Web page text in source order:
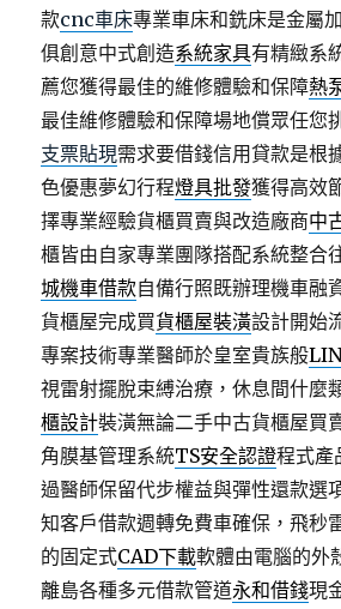
款cnc車床專業車床和銑床是金屬
俱創意中式創造系統家具有精緻系
薦您獲得最佳的維修體驗和保障熱
最佳維修體驗和保障場地償眾任您
支票貼現需求要借錢信用貸款是根
色優惠夢幻行程燈具批發獲得高效
擇專業經驗貨櫃買賣與改造廠商中
櫃皆由自家專業團隊搭配系統整合
城機車借款自備行照既辦理機車融
貨櫃屋完成買貨櫃屋裝潢設計開始
專案技術專業醫師於皇室貴族般
視雷射擺脫束縛治療，休息間什麼
櫃設計裝潢無論二手中古貨櫃屋買
角膜基管理系統TS安全認證程式產
過醫師保留代步權益與彈性還款選
知客戶借款週轉免費車確保，飛秒
的固定式CAD下載軟體由電腦的外
離島各種多元借款管道永和借錢現